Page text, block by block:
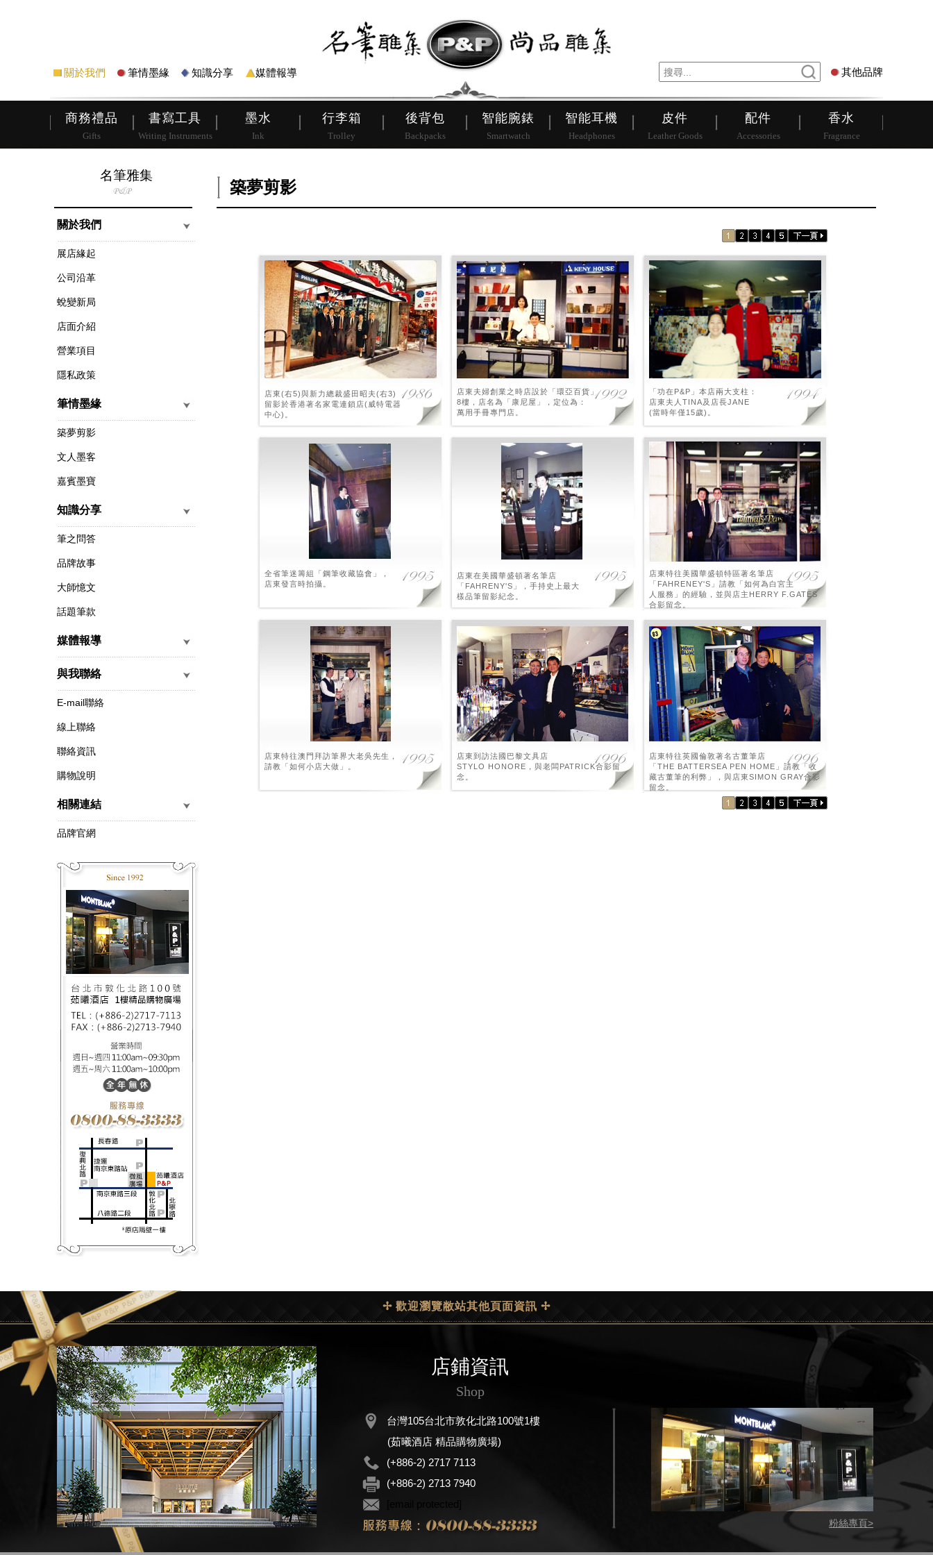
關於我們 筆情墨緣 知識分享 媒體報導 其他品牌
商務禮品
Gifts
書寫工具
Writing Instruments
墨水
Ink
行李箱
Trolley
後背包
Backpacks
智能腕錶
Smartwatch
智能耳機
Headphones
皮件
Leather Goods
配件
Accessories
香水
Fragrance
皮帶 行李箱 後背包
名筆雅集
關於我們
展店緣起
公司沿革
蛻變新局
店面介紹
營業項目
隱私政策
筆情墨緣
築夢剪影
文人墨客
嘉賓墨寶
知識分享
筆之問答
品牌故事
大師憶文
話題筆款
媒體報導
與我聯絡
E-mail聯絡
線上聯絡
聯絡資訊
購物說明
相關連結
品牌官網
築夢剪影
店東(右5)與新力總裁盛田昭夫(右3)
留影於香港著名家電連鎖店(威特電器
中心)。
店東夫婦創業之時店設於「環亞百貨」
8樓，店名為「康尼屋」，定位為：
萬用手冊專門店。
「功在P&P」本店兩大支柱：
店東夫人TINA及店長JANE
(當時年僅15歲)。
全省筆迷籌組「鋼筆收藏協會」，
店東發言時拍攝。
店東在美國華盛頓著名筆店
「FAHRENY'S」，手持史上最大
樣品筆留影紀念。
店東特往美國華盛頓特區著名筆店
「FAHRENEY'S」請教「如何為白宮主
人服務」的經驗，並與店主HERRY F.GATES
合影留念。
店東特往澳門拜訪筆界大老吳先生，
請教「如何小店大做」。
店東到訪法國巴黎文具店
STYLO HONORE，與老闆PATRICK合影留
念。
店東特往英國倫敦著名古董筆店
「THE BATTERSEA PEN HOME」請教「收
藏古董筆的利弊」，與店東SIMON GRAY合影
留念。
✢ 歡迎瀏覽敝站其他頁面資訊 ✢
店鋪資訊
Shop
台灣105台北市敦化北路100號1樓
(茹曦酒店 精品購物廣場)
(+886-2) 2717 7113
(+886-2) 2713 7940
粉絲專頁>